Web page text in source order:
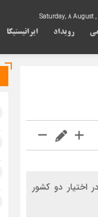
رویداد ایرانیستیکا
دو کشور